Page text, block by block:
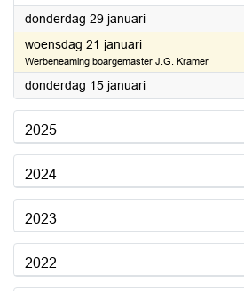
donderdag 29 januari2026
woensdag 21 januari2026
Werbeneaming boargemaster J.G. Kramer
donderdag 15 januari2026
2025
2024
2023
2022